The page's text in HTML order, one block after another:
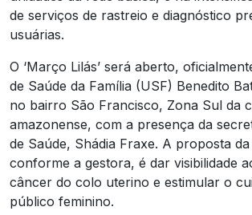
de serviços de rastreio e diagnóstico
usuárias.
O ‘Março Lilás’ será aberto,
de Saúde da Família (USF) Benedito
no bairro São Francisco, Zona Sul da
amazonense, com a presença da
de Saúde, Shádia Fraxe. A proposta
conforme a gestora, é dar visibilidade
câncer do colo uterino e estimular o
público feminino.